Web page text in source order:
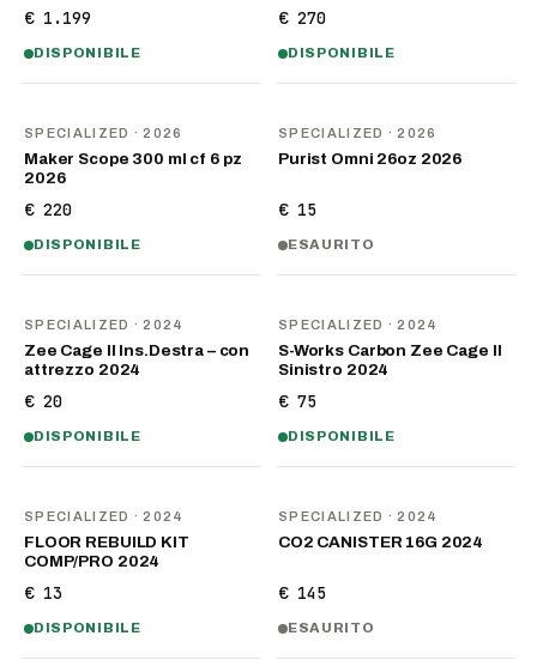
€ 1.199
DISPONIBILE
€ 270
DISPONIBILE
SPECIALIZED · 2026
Maker Scope 300 ml cf 6 pz
2026
€ 220
DISPONIBILE
SPECIALIZED · 2026
Purist Omni 26oz 2026
€ 15
ESAURITO
SPECIALIZED · 2024
Zee Cage II Ins.Destra – con
attrezzo 2024
€ 20
DISPONIBILE
SPECIALIZED · 2024
S-Works Carbon Zee Cage II
Sinistro 2024
€ 75
DISPONIBILE
SPECIALIZED · 2024
FLOOR REBUILD KIT
COMP/PRO 2024
€ 13
DISPONIBILE
SPECIALIZED · 2024
CO2 CANISTER 16G 2024
€ 145
ESAURITO